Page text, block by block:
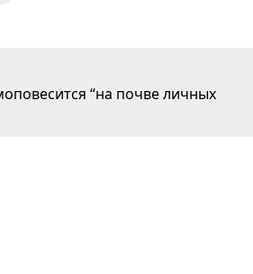
“на почве личных